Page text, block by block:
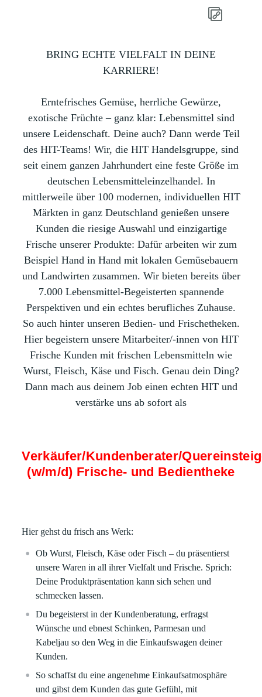
BRING ECHTE VIELFALT IN DEINE
KARRIERE!
Erntefrisches Gemüse, herrliche Gewürze,
exotische Früchte – ganz klar: Lebensmittel sind
unsere Leidenschaft. Deine auch? Dann werde Teil
des HIT-Teams! Wir, die HIT Handelsgruppe, sind
seit einem ganzen Jahrhundert eine feste Größe im
deutschen Lebensmitteleinzelhandel. In
mittlerweile über 100 modernen, individuellen HIT
Märkten in ganz Deutschland genießen unsere
Kunden die riesige Auswahl und einzigartige
Frische unserer Produkte: Dafür arbeiten wir zum
Beispiel Hand in Hand mit lokalen Gemüsebauern
und Landwirten zusammen. Wir bieten bereits über
7.000 Lebensmittel-Begeisterten spannende
Perspektiven und ein echtes berufliches Zuhause.
So auch hinter unseren Bedien- und Frischetheken.
Hier begeistern unsere Mitarbeiter/-innen von HIT
Frische Kunden mit frischen Lebensmitteln wie
Wurst, Fleisch, Käse und Fisch. Genau dein Ding?
Dann mach aus deinem Job einen echten HIT und
verstärke uns ab sofort als
Verkäufer/Kundenberater/
(w/m/d) Frische- und Bedientheke
Hier gehst du frisch ans Werk:
Ob Wurst, Fleisch, Käse oder Fisch – du präsentierst
unsere Waren in all ihrer Vielfalt und Frische. Sprich:
Deine Produktpräsentation kann sich sehen und
schmecken lassen.
Du begeisterst in der Kundenberatung, erfragst
Wünsche und ebnest Schinken, Parmesan und
Kabeljau so den Weg in die Einkaufswagen deiner
Kunden.
So schaffst du eine angenehme Einkaufsatmosphäre
und gibst dem Kunden das gute Gefühl, mit